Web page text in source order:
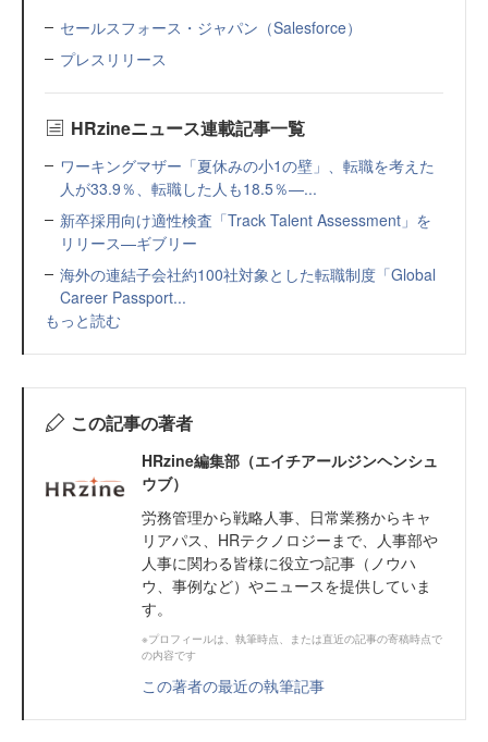
セールスフォース・ジャパン（Salesforce）
プレスリリース
HRzineニュース連載記事一覧
ワーキングマザー「夏休みの小1の壁」、転職を考えた
人が33.9％、転職した人も18.5％—...
新卒採用向け適性検査「Track Talent Assessment」を
リリース—ギブリー
海外の連結子会社約100社対象とした転職制度「Global
Career Passport...
もっと読む
この記事の著者
HRzine編集部（エイチアールジンヘンシュ
ウブ）
労務管理から戦略人事、日常業務からキャ
リアパス、HRテクノロジーまで、人事部や
人事に関わる皆様に役立つ記事（ノウハ
ウ、事例など）やニュースを提供していま
す。
※プロフィールは、執筆時点、または直近の記事の寄稿時点で
の内容です
この著者の最近の執筆記事